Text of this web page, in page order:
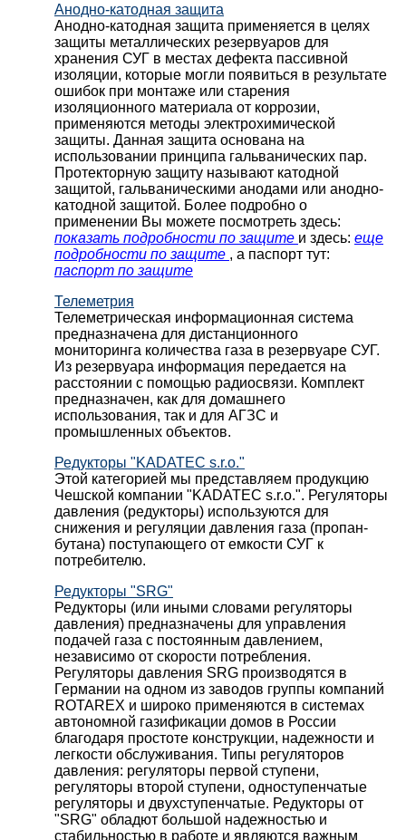
Анодно-катодная защита
Анодно-катодная защита применяется в целях
защиты металлических резервуаров для
хранения СУГ в местах дефекта пассивной
изоляции, которые могли появиться в результате
ошибок при монтаже или старения
изоляционного материала от коррозии,
применяются методы электрохимической
защиты. Данная защита основана на
использовании принципа гальванических пар.
Протекторную защиту называют катодной
защитой, гальваническими анодами или анодно-
катодной защитой. Более подробно о
применении Вы можете посмотреть здесь:
показать подробности по защите и здесь: еще
подробности по защите , а паспорт тут:
паспорт по защите
Телеметрия
Телеметрическая информационная система
предназначена для дистанционного
мониторинга количества газа в резервуаре СУГ.
Из резервуара информация передается на
расстоянии с помощью радиосвязи. Комплект
предназначен, как для домашнего
использования, так и для АГЗС и
промышленных объектов.
Редукторы "KADATEC s.r.o."
Этой категорией мы представляем продукцию
Чешской компании "KADATEC s.r.o.". Регуляторы
давления (редукторы) используются для
снижения и регуляции давления газа (пропан-
бутана) поступающего от емкости СУГ к
потребителю.
Редукторы "SRG"
Редукторы (или иными словами регуляторы
давления) предназначены для управления
подачей газа с постоянным давлением,
независимо от скорости потребления.
Регуляторы давления SRG производятся в
Германии на одном из заводов группы компаний
ROTAREX и широко применяются в системах
автономной газификации домов в России
благодаря простоте конструкции, надежности и
легкости обслуживания. Типы регуляторов
давления: регуляторы первой ступени,
регуляторы второй ступени, одноступенчатые
регуляторы и двухступенчатые. Редукторы от
"SRG" обладют большой надежностью и
стабильностью в работе и являются важным